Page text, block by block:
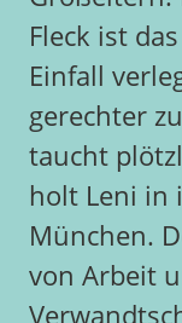
Fleck ist
Einfall
gerechter
taucht
holt Leni in
München.
von Arbeit